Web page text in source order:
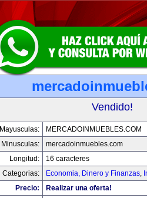
Vendido!
Mayusculas:
MERCADOINMUEBLES.COM
Minusculas:
mercadoinmuebles.com
Longitud:
16 caracteres
Categorias:
Economia, Dinero y Finanzas,
Precio:
Realizar una oferta!